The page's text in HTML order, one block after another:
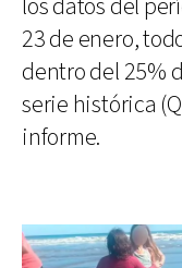
los datos del
23 de enero,
dentro del 25%
serie histórica
informe.